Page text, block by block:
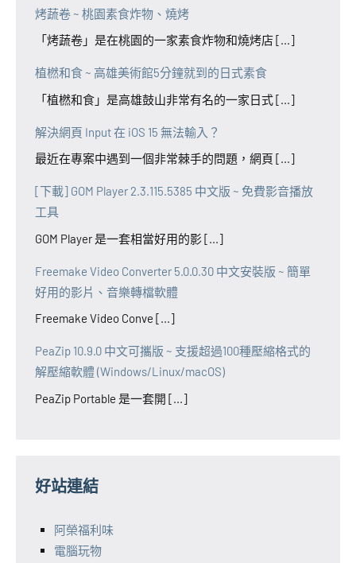
烤蔬卷 ~ 桃園素食炸物、燒烤
「烤蔬卷」是在桃園的一家素食炸物和燒烤店 [...]
植橪和食 ~ 高雄美術館5分鐘就到的日式素食
「植橪和食」是高雄鼓山非常有名的一家日式 [...]
解決網頁 Input 在 iOS 15 無法輸入？
最近在專案中遇到一個非常棘手的問題，網頁 [...]
[下載] GOM Player 2.3.115.5385 中文版 ~ 免費影音播放
工具
GOM Player 是一套相當好用的影 [...]
Freemake Video Converter 5.0.0.30 中文安裝版 ~ 簡單
好用的影片、音樂轉檔軟體
Freemake Video Conve [...]
PeaZip 10.9.0 中文可攜版 ~ 支援超過100種壓縮格式的
解壓縮軟體 (Windows/Linux/macOS)
PeaZip Portable 是一套開 [...]
好站連結
阿榮福利味
電腦玩物